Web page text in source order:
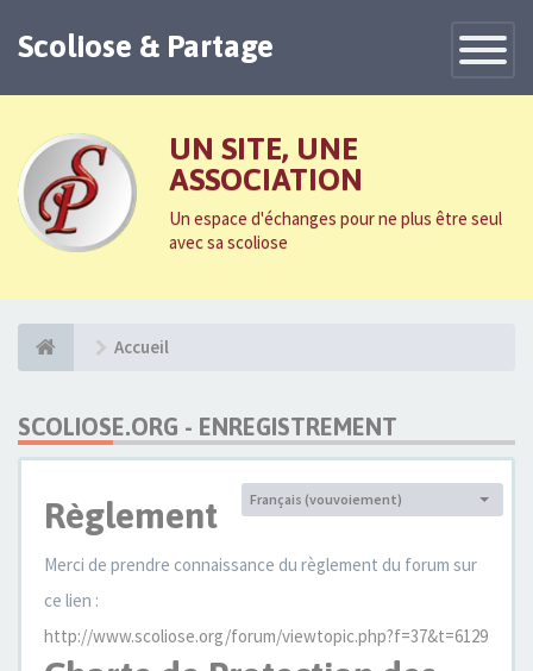
Toggle
Scoliose & Partage
UN SITE, UNE
ASSOCIATION
Un espace d'échanges pour ne plus être seul
avec sa scoliose
Accueil
SCOLIOSE.ORG - ENREGISTREMENT
Langue :
Français (vouvoiement)
Règlement
Merci de prendre connaissance du règlement du forum sur
ce lien :
http://www.scoliose.org/forum/viewtopic.php?f=37&t=6129